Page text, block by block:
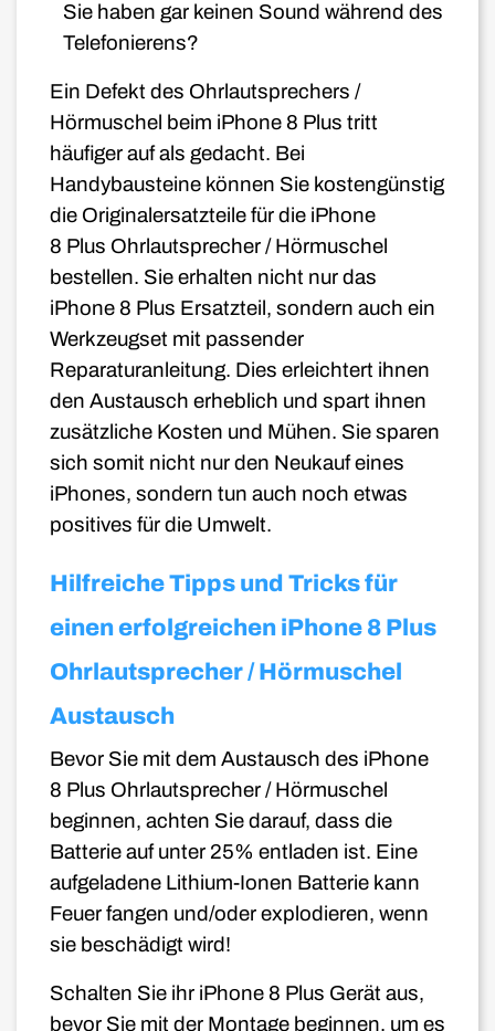
Sie haben gar keinen Sound während des
Telefonierens?
Ein Defekt des Ohrlautsprechers /
Hörmuschel beim iPhone 8 Plus tritt
häufiger auf als gedacht. Bei
Handybausteine können Sie kostengünstig
die Originalersatzteile für die iPhone
8 Plus Ohrlautsprecher / Hörmuschel
bestellen. Sie erhalten nicht nur das
iPhone 8 Plus Ersatzteil, sondern auch ein
Werkzeugset mit passender
Reparaturanleitung. Dies erleichtert ihnen
den Austausch erheblich und spart ihnen
zusätzliche Kosten und Mühen. Sie sparen
sich somit nicht nur den Neukauf eines
iPhones, sondern tun auch noch etwas
positives für die Umwelt.
Hilfreiche Tipps und Tricks für
einen erfolgreichen iPhone 8 Plus
Ohrlautsprecher / Hörmuschel
Austausch
Bevor Sie mit dem Austausch des iPhone
8 Plus Ohrlautsprecher / Hörmuschel
beginnen, achten Sie darauf, dass die
Batterie auf unter 25% entladen ist. Eine
aufgeladene Lithium-Ionen Batterie kann
Feuer fangen und/oder explodieren, wenn
sie beschädigt wird!
Schalten Sie ihr iPhone 8 Plus Gerät aus,
bevor Sie mit der Montage beginnen, um es